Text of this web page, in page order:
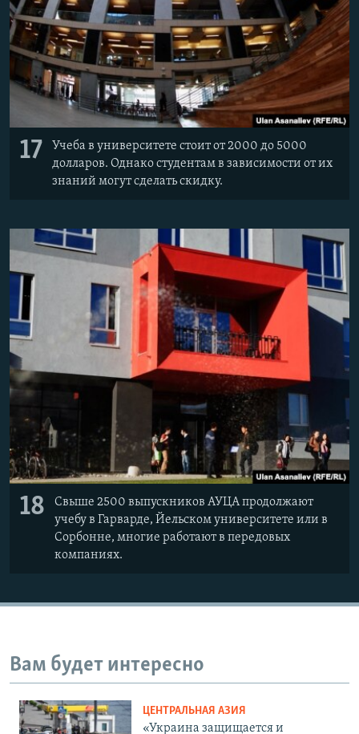
17
Учеба в университете стоит от 2000 до 5000
долларов. Однако студентам в зависимости от их
знаний могут сделать скидку.
18
Свыше 2500 выпускников АУЦА продолжают
учебу в Гарварде, Йельском университете или в
Сорбонне, многие работают в передовых
компаниях.
Вам будет интересно
ЦЕНТРАЛЬНАЯ АЗИЯ
«Украина защищается и